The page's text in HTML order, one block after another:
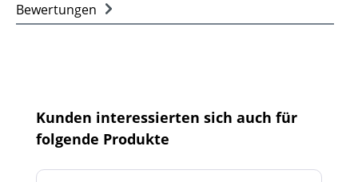
Bewertungen
Produktgalerie überspringen
Kunden interessierten sich auch für
folgende Produkte